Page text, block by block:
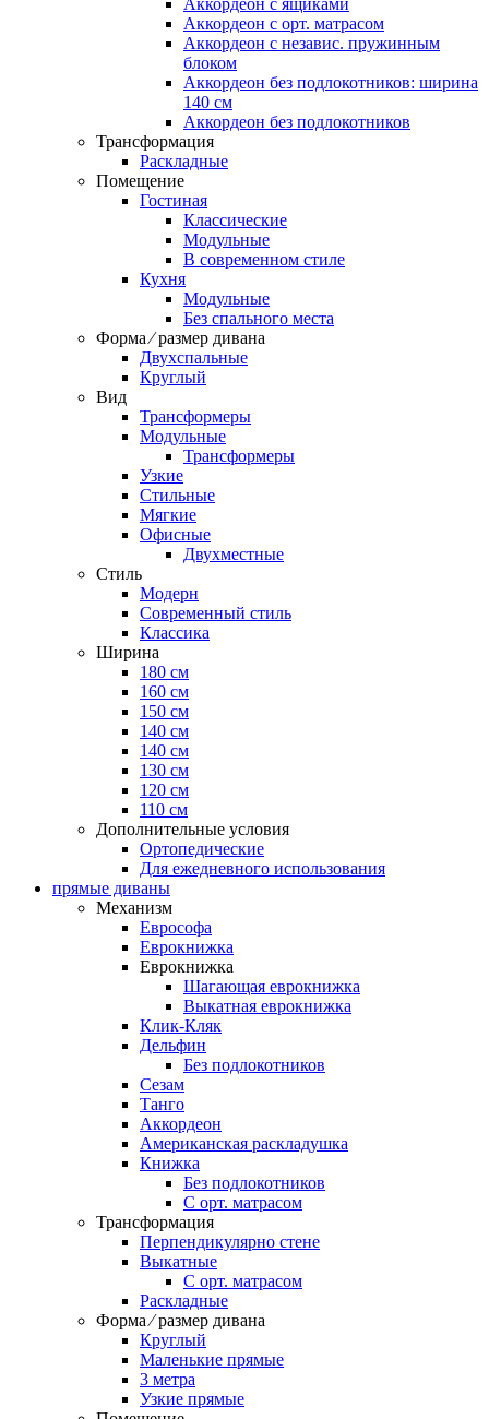
Аккордеон c ящиками
Аккордеон c орт. матрасом
Аккордеон c независ. пружинным
блоком
Аккордеон без подлокотников: ширина
140 см
Аккордеон без подлокотников
Трансформация
Раскладные
Помещение
Гостиная
Классические
Модульные
В современном стиле
Кухня
Модульные
Без спального места
Форма ⁄ размер дивана
Двухспальные
Круглый
Вид
Трансформеры
Модульные
Трансформеры
Узкие
Стильные
Мягкие
Офисные
Двухместные
Стиль
Модерн
Современный стиль
Классика
Ширина
180 см
160 см
150 см
140 см
140 см
130 см
120 см
110 см
Дополнительные условия
Ортопедические
Для ежедневного использования
прямые диваны
Механизм
Еврософа
Еврокнижка
Еврокнижка
Шагающая еврокнижка
Выкатная еврокнижка
Клик-Кляк
Дельфин
Без подлокотников
Сезам
Танго
Аккордеон
Американская раскладушка
Книжка
Без подлокотников
С орт. матрасом
Трансформация
Перпендикулярно стене
Выкатные
С орт. матрасом
Раскладные
Форма ⁄ размер дивана
Круглый
Маленькие прямые
3 метра
Узкие прямые